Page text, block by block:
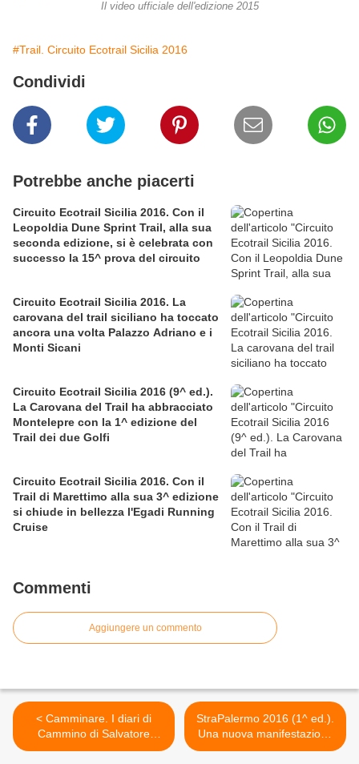
Il video ufficiale dell'edizione 2015
#Trail. Circuito Ecotrail Sicilia 2016
Condividi
Potrebbe anche piacerti
Circuito Ecotrail Sicilia 2016. Con il
Leopoldia Dune Sprint Trail, alla sua
seconda edizione, si è celebrata con
successo la 15^ prova del circuito
Circuito Ecotrail Sicilia 2016. La
carovana del trail siciliano ha toccato
ancora una volta Palazzo Adriano e i
Monti Sicani
Circuito Ecotrail Sicilia 2016 (9^ ed.).
La Carovana del Trail ha abbracciato
Montelepre con la 1^ edizione del
Trail dei due Golfi
Circuito Ecotrail Sicilia 2016. Con il
Trail di Marettimo alla sua 3^ edizione
si chiude in bellezza l'Egadi Running
Cruise
Commenti
Aggiungere un commento
< Camminare. I diari di
Cammino di Salvatore
Sulsenti. Il randagio della
StraPalermo 2016 (1^ ed.).
Una nuova manifestazione
podistica a Palermo che si